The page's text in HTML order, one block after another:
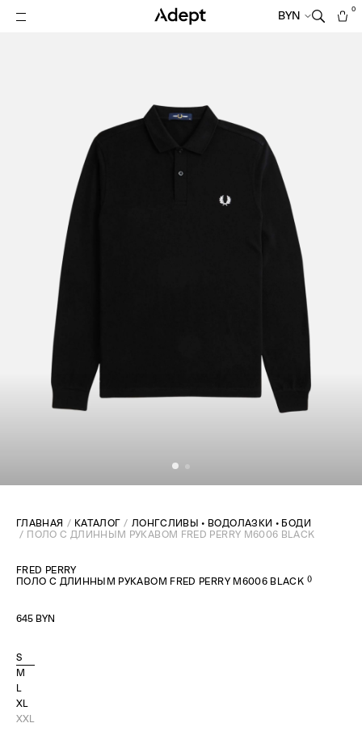
BYN
0
ГЛАВНАЯ КАТАЛОГ
ЛОНГСЛИВЫ • ВОДОЛАЗКИ • БОДИ
ПОЛО C ДЛИННЫМ РУКАВОМ FRED PERRY M6006 BLACK
FRED PERRY
ПОЛО C ДЛИННЫМ РУКАВОМ FRED PERRY M6006 BLACK ()
645 BYN
S
M
XL
XXL